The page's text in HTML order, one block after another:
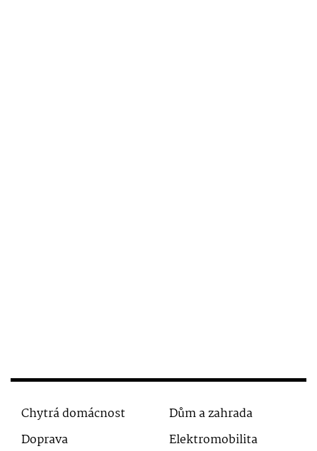
Chytrá domácnost
Dům a zahrada
Doprava
Elektromobilita